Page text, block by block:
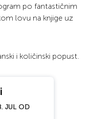
po fantastičnim
lovu na knjige uz
i količinski popust.
JUL OD